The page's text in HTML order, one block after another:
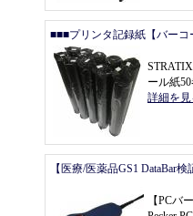
■■■プリンタ記録紙【バー
ール紙
詳細を
【医療/医薬品GS1 DataBar
【PCバ